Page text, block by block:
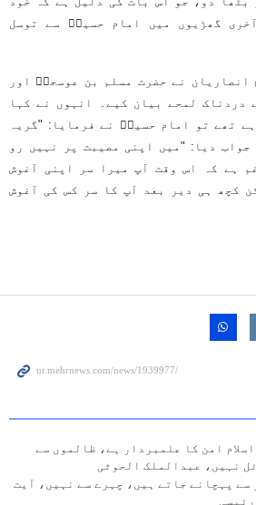
گھڑیوں میں امام حسینؑ سے توسل
انصاریان نے حضرت مسلم بن عوسجہؑ اور
لمحے بیان کیے۔ انہوں نے کہا
تھے تو امام حسینؑ نے فرمایا: "گریہ
دیا: "میں اپنی مصیبت پر نہیں رو
ہے کہ اس وقت آپ میرا سر اپنی آغوش
کچھ ہی دیر بعد آپ کا سر کس کی آغوش
امن کا علمبردار ہے، ظالموں سے
نہیں، عبدالملک الحوثی
سے پہچانے جاتے ہیں، چہرے سے نہیں، آیت
رئیسی